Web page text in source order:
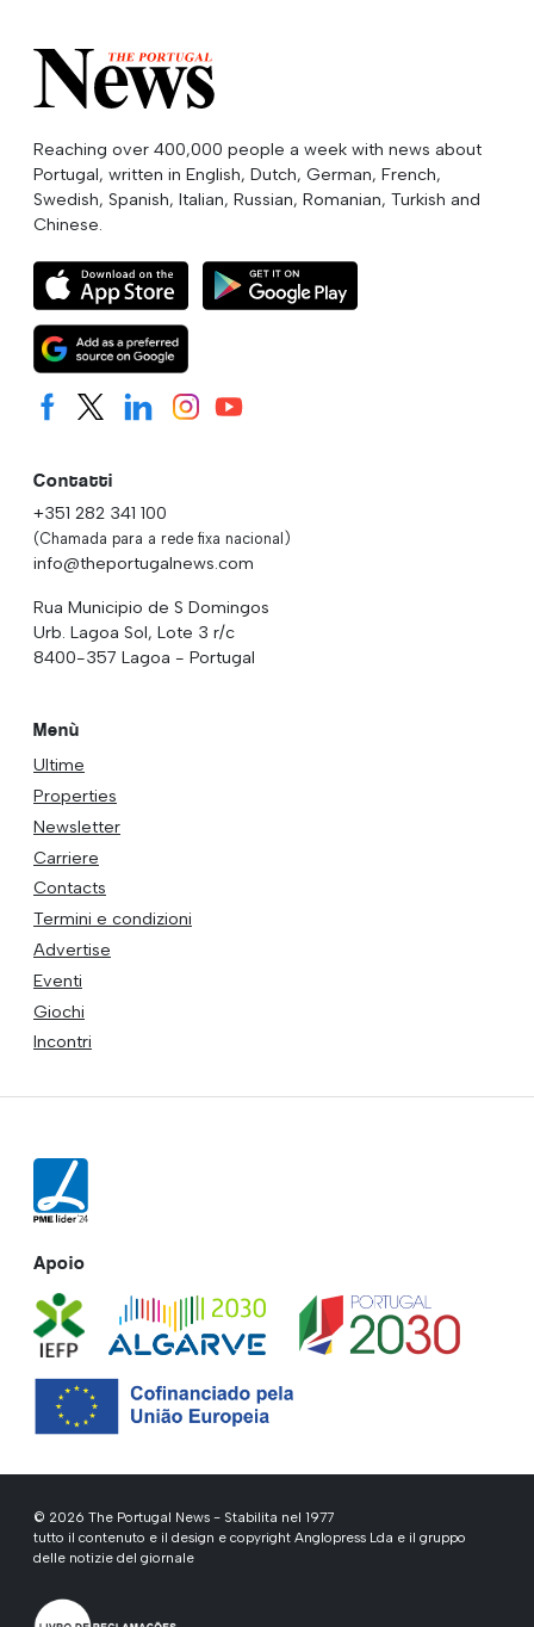
Reaching over 400,000 people a week with news about
Portugal, written in English, Dutch, German, French,
Swedish, Spanish, Italian, Russian, Romanian, Turkish and
Chinese.
Contatti
+351 282 341 100
(Chamada para a rede fixa nacional)
info@theportugalnews.com
Rua Municipio de S Domingos
Urb. Lagoa Sol, Lote 3 r/c
8400-357 Lagoa - Portugal
Menù
Ultime
Properties
Newsletter
Carriere
Contacts
Termini e condizioni
Advertise
Eventi
Giochi
Incontri
Apoio
© 2026 The Portugal News - Stabilita nel 1977
tutto il contenuto e il design e copyright Anglopress Lda e il gruppo
delle notizie del giornale